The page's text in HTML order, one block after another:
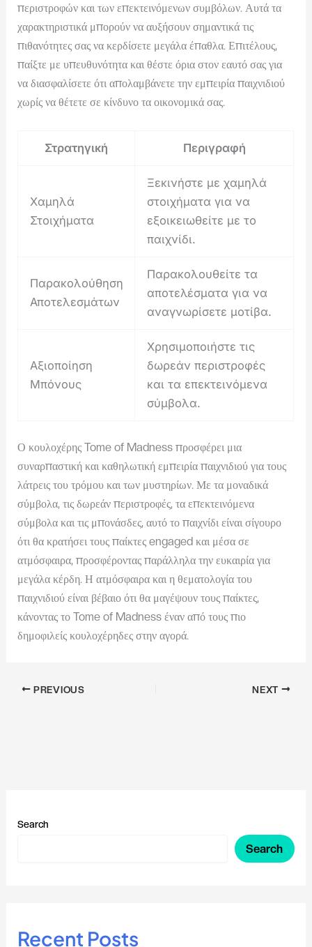
περιστροφών και των επεκτεινόμενων συμβόλων. Αυτά τα
χαρακτηριστικά μπορούν να αυξήσουν σημαντικά τις
πιθανότητες σας να κερδίσετε μεγάλα έπαθλα. Επιτέλους,
παίξτε με υπευθυνότητα και θέστε όρια στον εαυτό σας για
να διασφαλίσετε ότι απολαμβάνετε την εμπειρία παιχνιδιού
χωρίς να θέτετε σε κίνδυνο τα οικονομικά σας.
Στρατηγική Περιγραφή
Χαμηλά
Στοιχήματα
Ξεκινήστε με χαμηλά
στοιχήματα για να
εξοικειωθείτε με το
παιχνίδι.
Παρακολούθηση
Αποτελεσμάτων
Παρακολουθείτε τα
αποτελέσματα για να
αναγνωρίσετε μοτίβα.
Αξιοποίηση
Μπόνους
Χρησιμοποιήστε τις
δωρεάν περιστροφές
και τα επεκτεινόμενα
σύμβολα.
Ο κουλοχέρης Tome of Madness προσφέρει μια
συναρπαστική και καθηλωτική εμπειρία παιχνιδιού για τους
λάτρεις του τρόμου και των μυστηρίων. Με τα μοναδικά
σύμβολα, τις δωρεάν περιστροφές, τα επεκτεινόμενα
σύμβολα και τις μπονάσδες, αυτό το παιχνίδι είναι σίγουρο
ότι θα κρατήσει τους παίκτες engaged και μέσα σε
ατμόσφαιρα, προσφέροντας παράλληλα την ευκαιρία για
μεγάλα κέρδη. Η ατμόσφαιρα και η θεματολογία του
παιχνιδιού είναι βέβαιο ότι θα μαγέψουν τους παίκτες,
κάνοντας το Tome of Madness έναν από τους πιο
δημοφιλείς κουλοχέρηδες στην αγορά.
PREVIOUS NEXT
Search
Search
Recent Posts